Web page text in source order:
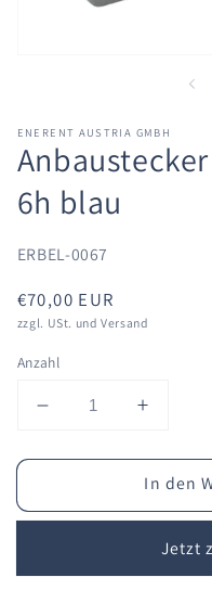
ENERENT AUSTRIA GMBH
Anbaustecker
6h blau
ERBEL-0067
Normaler
Preis
€70,00 EUR
zzgl. USt. und Versand
Anzahl
Verringern
die
für
16A/230V
Erhöhen
die
Menge
für
CEE
16A/
In den
Jetzt